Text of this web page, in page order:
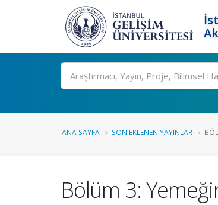
Ara
ANA SAYFA SON EKLENEN YAYINLAR
Bölüm 3: